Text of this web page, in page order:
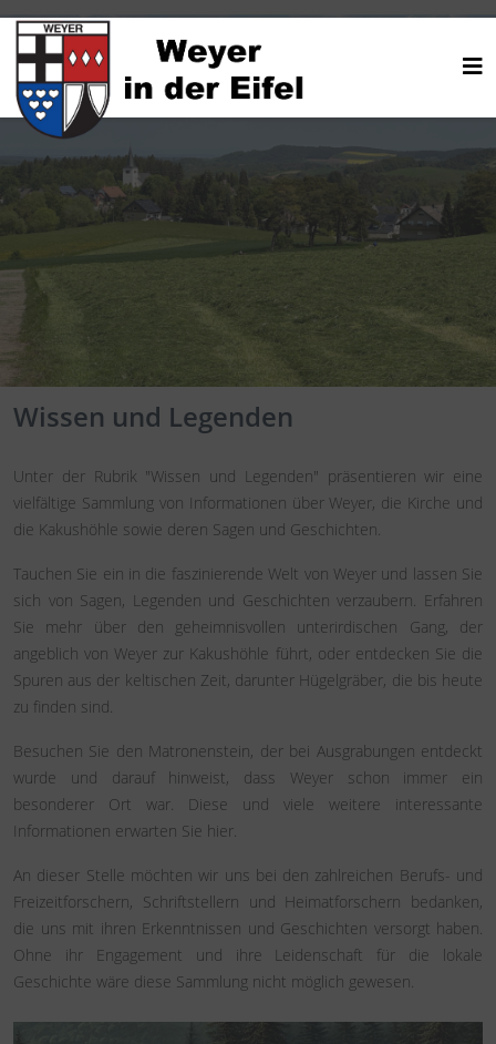
Wissen und Legenden
Unter der Rubrik "Wissen und Legenden" präsentieren wir eine
vielfältige Sammlung von Informationen über Weyer, die Kirche und
die Kakushöhle sowie deren Sagen und Geschichten.
Tauchen Sie ein in die faszinierende Welt von Weyer und lassen Sie
sich von Sagen, Legenden und Geschichten verzaubern. Erfahren
Sie mehr über den geheimnisvollen unterirdischen Gang, der
angeblich von Weyer zur Kakushöhle führt, oder entdecken Sie die
Spuren aus der keltischen Zeit, darunter Hügelgräber, die bis heute
zu finden sind.
Besuchen Sie den Matronenstein, der bei Ausgrabungen entdeckt
wurde und darauf hinweist, dass Weyer schon immer ein
besonderer Ort war. Diese und viele weitere interessante
Informationen erwarten Sie hier.
An dieser Stelle möchten wir uns bei den zahlreichen Berufs- und
Freizeitforschern, Schriftstellern und Heimatforschern bedanken,
die uns mit ihren Erkenntnissen und Geschichten versorgt haben.
Ohne ihr Engagement und ihre Leidenschaft für die lokale
Geschichte wäre diese Sammlung nicht möglich gewesen.